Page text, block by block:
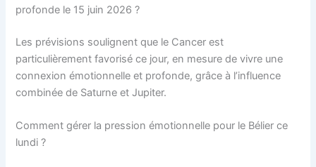
profonde le 15 juin 2026 ?
Les prévisions soulignent que le Cancer est
particulièrement favorisé ce jour, en mesure de vivre une
connexion émotionnelle et profonde, grâce à l’influence
combinée de Saturne et Jupiter.
Comment gérer la pression émotionnelle pour le Bélier ce
lundi ?